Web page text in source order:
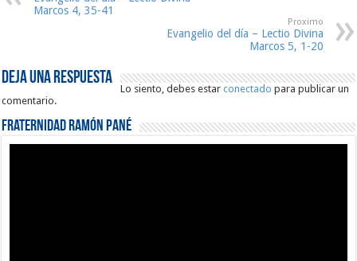
Marcos 4, 35-41
Proximo
Evangelio del día – Lectio Divina
Marcos 5, 1-20
Deja una respuesta
Lo siento, debes estarconectado para publicar un
comentario.
Fraternidad Ramón Pané